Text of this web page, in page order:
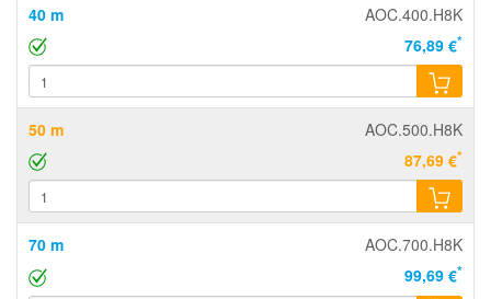
40 m
AOC.400.H8K
76,89 €*
50 m
AOC.500.H8K
87,69 €*
70 m
AOC.700.H8K
99,69 €*